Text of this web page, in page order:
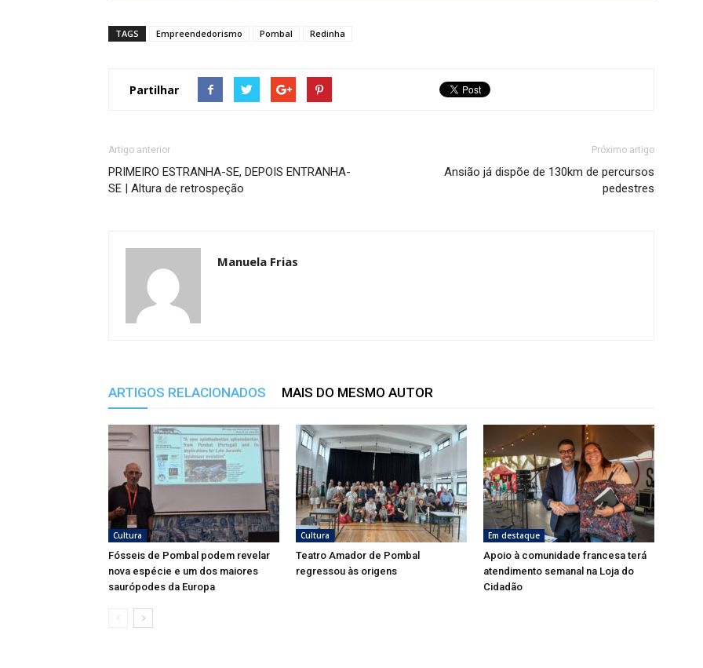
TAGS Empreendedorismo Pombal Redinha
Partilhar
Artigo anterior
PRIMEIRO ESTRANHA-SE, DEPOIS ENTRANHA-
SE | Altura de retrospeção
Próximo artigo
Ansião já dispõe de 130km de percursos
pedestres
Manuela Frias
ARTIGOS RELACIONADOS MAIS DO MESMO AUTOR
Cultura
Fósseis de Pombal podem revelar
nova espécie e um dos maiores
saurópodes da Europa
Cultura
Teatro Amador de Pombal
regressou às origens
Em destaque
Apoio à comunidade francesa terá
atendimento semanal na Loja do
Cidadão